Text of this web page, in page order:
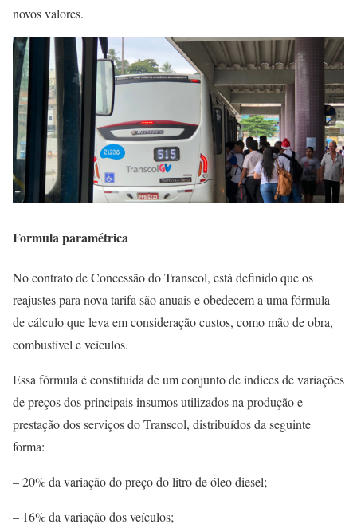
novos valores.
Formula paramétrica
No contrato de Concessão do Transcol, está definido que os
reajustes para nova tarifa são anuais e obedecem a uma fórmula
de cálculo que leva em consideração custos, como mão de obra,
combustível e veículos.
Essa fórmula é constituída de um conjunto de índices de variações
de preços dos principais insumos utilizados na produção e
prestação dos serviços do Transcol, distribuídos da seguinte
forma:
– 20% da variação do preço do litro de óleo diesel;
– 16% da variação dos veículos;